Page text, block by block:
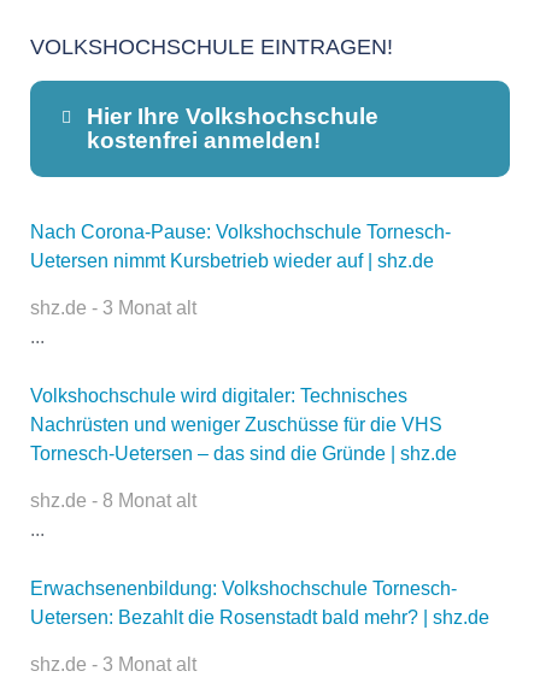
VOLKSHOCHSCHULE EINTRAGEN!
Hier Ihre Volkshochschule
kostenfrei anmelden!
Dieser Teil dient lediglich zur
Kontaktaufnahme und ist nicht
Name*
Nach Corona-Pause: Volkshochschule Tornesch-
Uetersen nimmt Kursbetrieb wieder auf | shz.de
shz.de - 3 Monat alt
...
Volkshochschule wird digitaler: Technisches
Nachrüsten und weniger Zuschüsse für die VHS
Tornesch-Uetersen – das sind die Gründe | shz.de
shz.de - 8 Monat alt
...
Erwachsenenbildung: Volkshochschule Tornesch-
Uetersen: Bezahlt die Rosenstadt bald mehr? | shz.de
shz.de - 3 Monat alt